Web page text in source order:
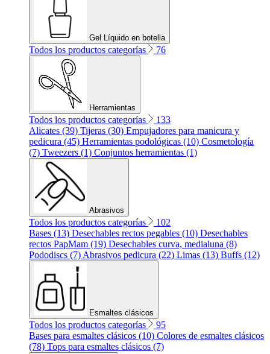
Gel Líquido en botella
Todos los productos categorías 76
Herramientas
Todos los productos categorías
133
Alicates (39) Tijeras (30) Empujadores para manicura y
pedicura (45) Herramientas podológicas (10) Cosmetología
(7) Tweezers (1) Conjuntos herramientas (1)
Abrasivos
Todos los productos categorías
102
Bases (13) Desechables rectos pegables (10) Desechables
rectos PapMam (19) Desechables curva, medialuna (8)
Pododiscs (7) Abrasivos pedicura (22) Limas (13) Buffs (12)
Esmaltes clásicos
Todos los productos categorías
95
Bases para esmaltes clásicos (10) Colores de esmaltes clásicos
(78) Tops para esmaltes clásicos (7)